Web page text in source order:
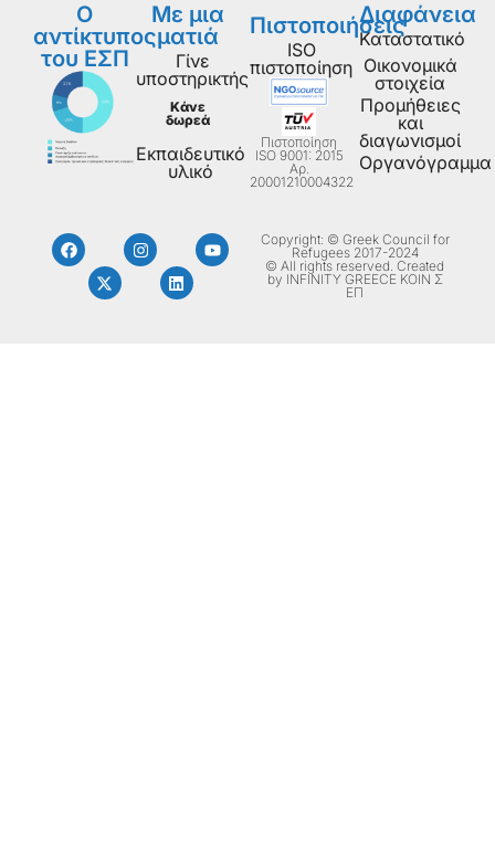
Ο
αντίκτυπος
του ΕΣΠ
Με μια
ματιά
Γίνε
υποστηρικτής
Κάνε
δωρεά
Εκπαιδευτικό
υλικό
Πιστοποιήσεις
ISO
πιστοποίηση
Πιστοποίηση
ISO 9001: 2015
Aρ.
20001210004322
Διαφάνεια
Καταστατικό
Οικονομικά
στοιχεία
Προμήθειες
και
διαγωνισμοί
Οργανόγραμμα
Copyright: © Greek Council for
Refugees 2017-2024
© All rights reserved. Created
by INFINITY GREECE ΚΟΙΝ Σ
ΕΠ